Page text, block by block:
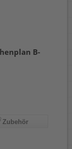
B-
Zubehör